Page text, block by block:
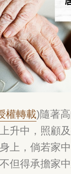
權轉載)隨著
升中，照顧
上，倘若家
但得承擔家